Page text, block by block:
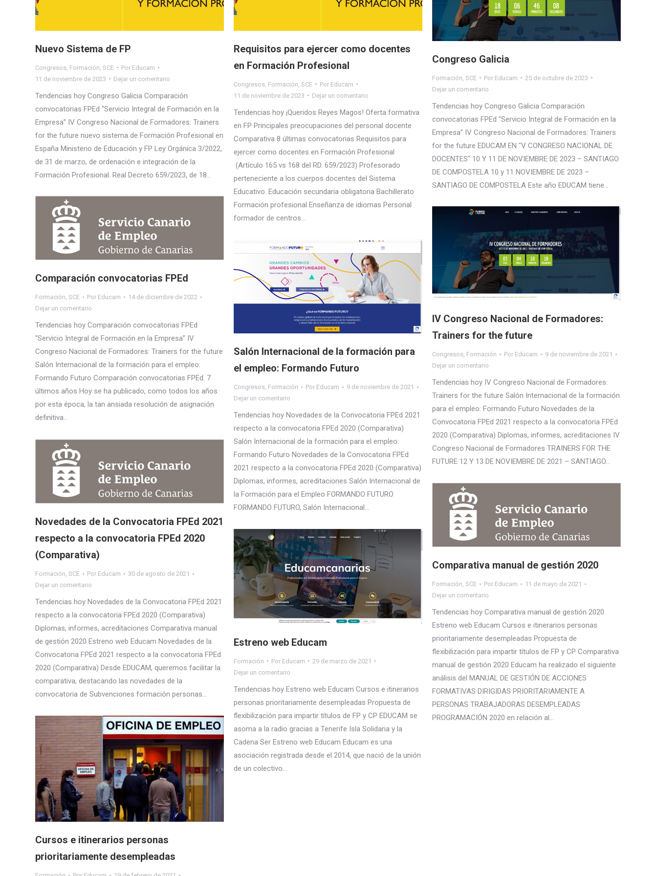
Nuevo Sistema de FP
Congresos Formación SCE Por Educam
11 de noviembre de 2023
Dejar un comentario
Tendencias hoy Congreso Galicia Comparación
convocatorias FPEd “Servicio Integral de Formación en la
Empresa” IV Congreso Nacional de Formadores: Trainers
for the future nuevo sistema de Formación Profesional en
España Ministerio de Educación y FP Ley Orgánica 3/2022,
de 31 de marzo, de ordenación e integración de la
Formación Profesional. Real Decreto 659/2023, de 18…
Requisitos para ejercer como docentes
en Formación Profesional
Congresos Formación SCE Por Educam
11 de noviembre de 2023
Dejar un comentario
Tendencias hoy ¡Queridos Reyes Magos! Oferta formativa
en FP Principales preocupaciones del personal docente
Comparativa 8 últimas convocatorias Requisitos para
ejercer como docentes en Formación Profesional
(Artículo 165 vs 168 del RD. 659/2023) Profesorado
perteneciente a los cuerpos docentes del Sistema
Educativo. Educación secundaria obligatoria Bachillerato
Formación profesional Enseñanza de idiomas Personal
formador de centros…
Congreso Galicia
Formación SCE Por Educam
25 de octubre de 2023
Dejar un comentario
Tendencias hoy Congreso Galicia Comparación
convocatorias FPEd “Servicio Integral de Formación en la
Empresa” IV Congreso Nacional de Formadores: Trainers
for the future EDUCAM EN "V CONGRESO NACIONAL DE
DOCENTES" 10 Y 11 DE NOVIEMBRE DE 2023 – SANTIAGO
DE COMPOSTELA 10 y 11 NOVIEMBRE DE 2023 –
SANTIAGO DE COMPOSTELA Este año EDUCAM tiene…
Comparación convocatorias FPEd
Formación, SCE Por Educam
14 de diciembre de 2022
Dejar un comentario
Tendencias hoy Comparación convocatorias FPEd
“Servicio Integral de Formación en la Empresa” IV
Congreso Nacional de Formadores: Trainers for the future
Salón Internacional de la formación para el empleo:
Formando Futuro Comparación convocatorias FPEd. 7
últimos años Hoy se ha publicado, como todos los años
por esta época, la tan ansiada resolución de asignación
definitiva…
IV Congreso Nacional de Formadores:
Trainers for the future
Congresos, Formación Por Educam
9 de noviembre de 2021
Dejar un comentario
Tendencias hoy IV Congreso Nacional de Formadores:
Trainers for the future Salón Internacional de la formación
para el empleo: Formando Futuro Novedades de la
Convocatoria FPEd 2021 respecto a la convocatoria FPEd
2020 (Comparativa) Diplomas, informes, acreditaciones IV
Congreso Nacional de Formadores TRAINERS FOR THE
FUTURE 12 Y 13 DE NOVIEMBRE DE 2021 – SANTIAGO…
Salón Internacional de la formación para
el empleo: Formando Futuro
Congresos, Formación Por Educam
9 de noviembre de 2021
Dejar un comentario
Tendencias hoy Novedades de la Convocatoria FPEd 2021
respecto a la convocatoria FPEd 2020 (Comparativa)
Salón Internacional de la formación para el empleo:
Formando Futuro Novedades de la Convocatoria FPEd
2021 respecto a la convocatoria FPEd 2020 (Comparativa)
Diplomas, informes, acreditaciones Salón Internacional de
la Formación para el Empleo FORMANDO FUTURO
FORMANDO FUTURO, Salón Internacional…
Novedades de la Convocatoria FPEd 2021
respecto a la convocatoria FPEd 2020
(Comparativa)
Formación, SCE Por Educam
30 de agosto de 2021
Dejar un comentario
Tendencias hoy Novedades de la Convocatoria FPEd 2021
respecto a la convocatoria FPEd 2020 (Comparativa)
Diplomas, informes, acreditaciones Comparativa manual
de gestión 2020 Estreno web Educam Novedades de la
Convocatoria FPEd 2021 respecto a la convocatoria FPEd
2020 (Comparativa) Desde EDUCAM, queremos facilitar la
comparativa, destacando las novedades de la
convocatoria de Subvenciones formación personas…
Comparativa manual de gestión 2020
Formación, SCE Por Educam
11 de mayo de 2021
Dejar un comentario
Tendencias hoy Comparativa manual de gestión 2020
Estreno web Educam Cursos e itinerarios personas
prioritariamente desempleadas Propuesta de
flexibilización para impartir títulos de FP y CP Comparativa
manual de gestión 2020 Educam ha realizado el siguiente
análisis del MANUAL DE GESTIÓN DE ACCIONES
FORMATIVAS DIRIGIDAS PRIORITARIAMENTE A
PERSONAS TRABAJADORAS DESEMPLEADAS
PROGRAMACIÓN 2020 en relación al…
Estreno web Educam
Formación Por Educam
29 de marzo de 2021
Dejar un comentario
Tendencias hoy Estreno web Educam Cursos e itinerarios
personas prioritariamente desempleadas Propuesta de
flexibilización para impartir títulos de FP y CP EDUCAM se
asoma a la radio gracias a Tenerife Isla Solidaria y la
Cadena Ser Estreno web Educam Educam es una
asociación registrada desde el 2014, que nació de la unión
de un colectivo…
Cursos e itinerarios personas
prioritariamente desempleadas